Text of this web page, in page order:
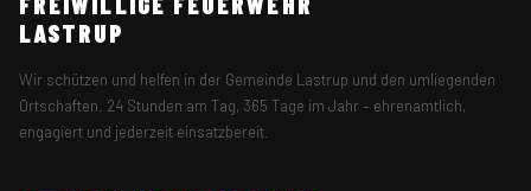
LASTRUP
Wir schützen und helfen in der Gemeinde Lastrup und den umliegenden
Ortschaften. 24 Stunden am Tag, 365 Tage im Jahr – ehrenamtlich,
engagiert und jederzeit einsatzbereit.